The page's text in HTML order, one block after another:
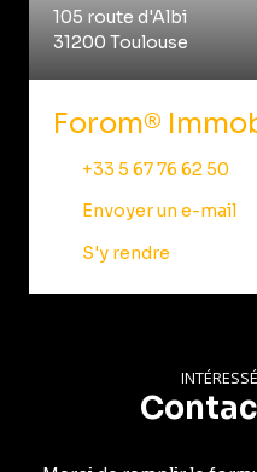
105 route d'Albi
31200 Toulouse
Forom®
+33 5 67 76 62 50
Envoyer un e-mail
S'y rendre